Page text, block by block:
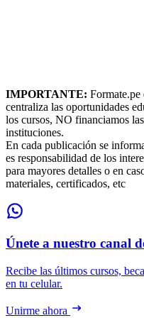
IMPORTANTE:
centraliza las oportunidades
los cursos, NO financiamos
instituciones.
En cada publicación se
es responsabilidad de los
para mayores detalles o en
materiales, certificados, etc
Únete a nuestro canal
Recibe las últimos cursos,
en tu celular.
Unirme ahora